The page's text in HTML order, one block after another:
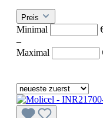
Preis
Minimal
–
Maximal